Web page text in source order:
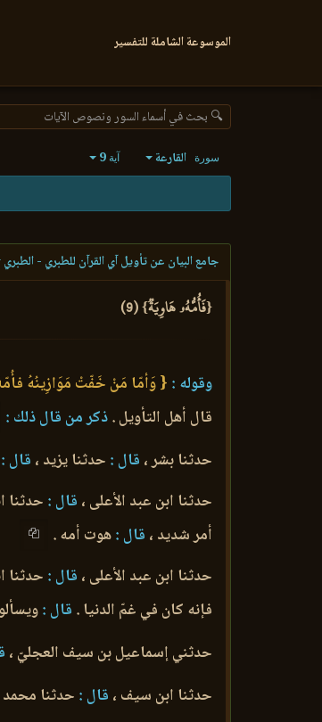
الموسوعة الشاملة للتفسير
🔍 بحث في أسماء السور ونصوص الآيات
سورة القارعة آية 9
جامع البيان عن تأويل آي القرآن للطبري - الطبري
{فَأُمُّهُۥ هَاوِيَةٞ} (9)
وقوله :{ وَأمّا مَنْ خَفّتْ مَوَازِينُهُ
قال أهل التأويل .ذكر من قال ذلك :
حدثنا بشر ، قال : حدثنا يزيد ، قال :
حدثنا ابن عبد الأعلى ، قال :حدثنا
أمر شديد ، قال :هوت أمه .
حدثنا ابن عبد الأعلى ، قال :حدثنا
فإنه كان في غمّ الدنيا . قال :
حدثني إسماعيل بن سيف العجليّ ،
حدثنا ابن سيف ، قال :حدثنا